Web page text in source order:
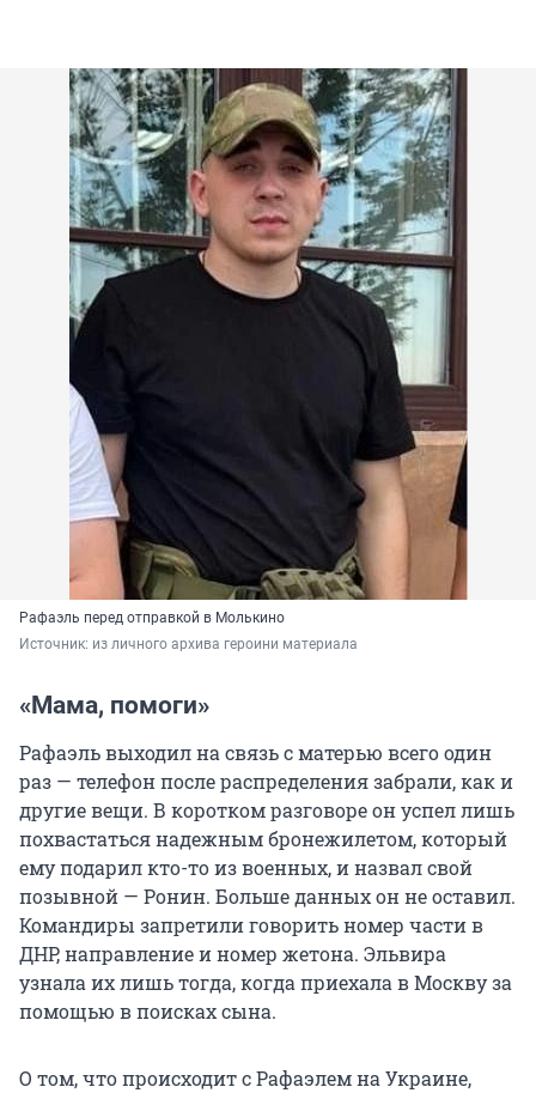
Рафаэль перед отправкой в Молькино
Источник: из личного архива героини материала
«Мама, помоги»
Рафаэль выходил на связь с матерью всего один
раз — телефон после распределения забрали, как и
другие вещи. В коротком разговоре он успел лишь
похвастаться надежным бронежилетом, который
ему подарил кто-то из военных, и назвал свой
позывной — Ронин. Больше данных он не оставил.
Командиры запретили говорить номер части в
ДНР, направление и номер жетона. Эльвира
узнала их лишь тогда, когда приехала в Москву за
помощью в поисках сына.
О том, что происходит с Рафаэлем на Украине,